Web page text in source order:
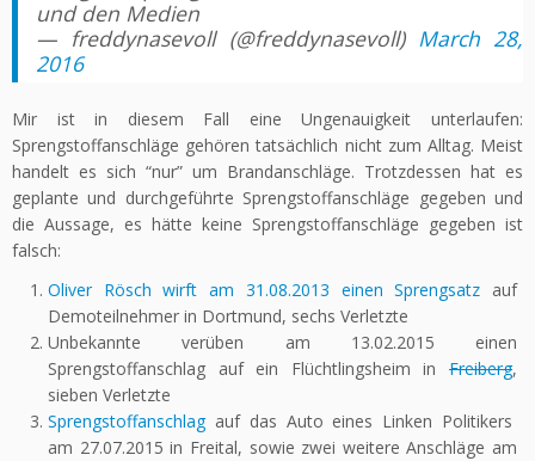
und den Medien
— freddynasevoll (@freddynasevoll) March 28,
2016
Mir ist in diesem Fall eine Ungenauigkeit unterlaufen:
Sprengstoffanschläge gehören tatsächlich nicht zum Alltag. Meist
handelt es sich “nur” um Brandanschläge. Trotzdessen hat es
geplante und durchgeführte Sprengstoffanschläge gegeben und
die Aussage, es hätte keine Sprengstoffanschläge gegeben ist
falsch:
Oliver Rösch wirft am 31.08.2013 einen Sprengsatz auf
Demoteilnehmer in Dortmund, sechs Verletzte
Unbekannte verüben am 13.02.2015 einen
Sprengstoffanschlag auf ein Flüchtlingsheim in Freiberg,
sieben Verletzte
Sprengstoffanschlagauf das Auto eines Linken Politikers
am 27.07.2015 in Freital, sowie zwei weitere Anschläge am